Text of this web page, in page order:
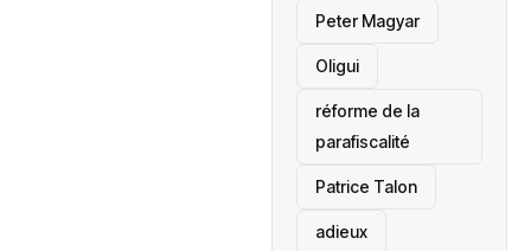
Peter Magyar
Oligui
réforme de la
parafiscalité
Patrice Talon
adieux